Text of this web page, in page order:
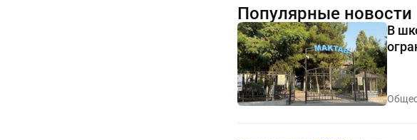
Популярные новости
В